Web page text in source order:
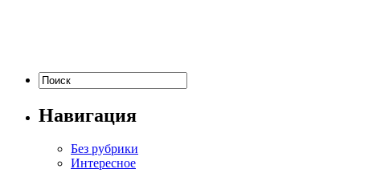
Навигация
Без рубрики
Интересное